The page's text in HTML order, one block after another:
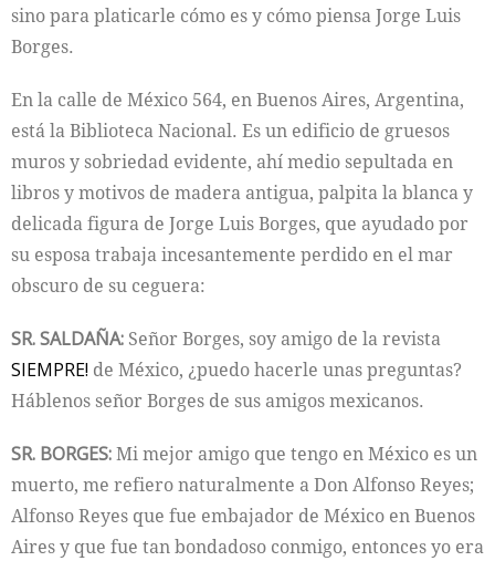
sino para platicarle cómo es y cómo piensa Jorge Luis
Borges.
En la calle de México 564, en Buenos Aires, Argentina,
está la Biblioteca Nacional. Es un edificio de gruesos
muros y sobriedad evidente, ahí medio sepultada en
libros y motivos de madera antigua, palpita la blanca y
delicada figura de Jorge Luis Borges, que ayudado por
su esposa trabaja incesantemente perdido en el mar
obscuro de su ceguera:
SR. SALDAÑA: Señor Borges, soy amigo de la revista
SIEMPRE! de México, ¿puedo hacerle unas preguntas?
Háblenos señor Borges de sus amigos mexicanos.
SR. BORGES:Mi mejor amigo que tengo en México es un
muerto, me refiero naturalmente a Don Alfonso Reyes;
Alfonso Reyes que fue embajador de México en Buenos
Aires y que fue tan bondadoso conmigo, entonces yo era